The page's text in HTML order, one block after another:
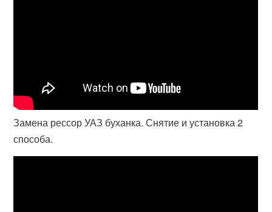
Замена рессор УАЗ буханка. Снятие и установка 2
способа.